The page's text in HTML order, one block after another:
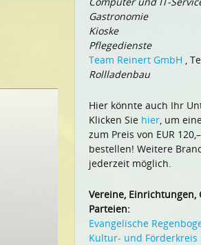
Gastronomie
Kioske
Pflegedienste
Team Reinert GmbH ,
Rollladenbau
Hier könnte auch Ihr
Klicken Sie hier, um
zum Preis von EUR
bestellen! Weitere
jederzeit möglich.
Vereine, Einrichtungen,
Parteien:
Evangelische
Kultur- und Förderkreis